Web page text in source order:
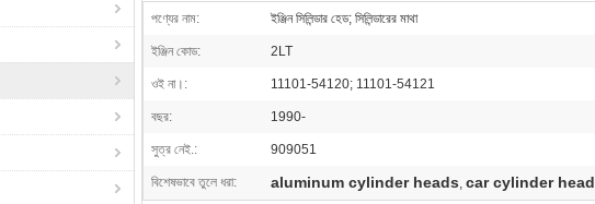
পণ্যের নাম: ইঞ্জিন সিলিন্ডার হেড; সিলিন্ডারের মাথা
ইঞ্জিন কোড: 2LT
ওই না।: 11101-54120; 11101-54121
বছর: 1990-
সুত্র নেই.: 909051
বিশেষভাবে তুলে ধরা: aluminum cylinder heads, car cylinder head